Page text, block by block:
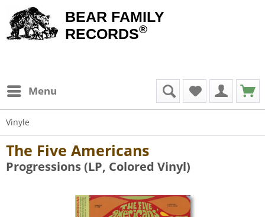
BEAR FAMILY
RECORDS®
Menu
Vinyle
The Five Americans
Progressions (LP, Colored Vinyl)